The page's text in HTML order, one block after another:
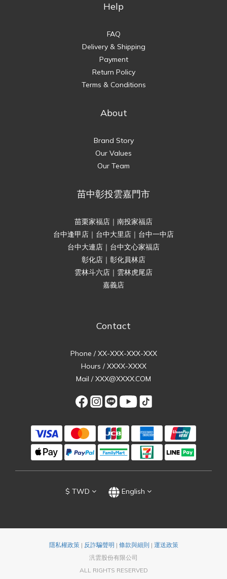
Help
FAQ
Delivery & Shipping
Payment
Return Policy
Terms & Conditions
About
Brand Story
Our Values
Our Team
苗中彰投雲嘉門市
苗栗家福店｜南投家福店
台中逢甲店｜台中大里店｜台中一中店
台中大連店｜台中文心家福店
彰化店｜彰化員林店
雲林斗六店｜雲林虎尾店
嘉義店
Contact
Phone / XX-XXX-XXX-XXX
Hours / XXXX-XXXX
Mail / XXX@XXXX.COM
$ TWD English
隱私權政策| 反詐騙聲明 | 條款與細則 | 運送政策
汎雲股份有限公司
ALL RIGHTS RESERVED